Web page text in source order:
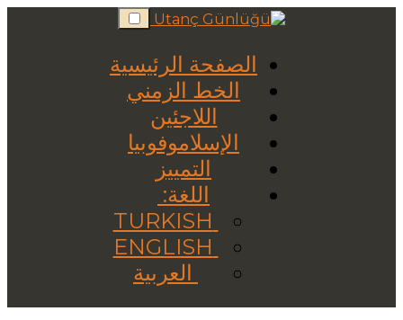
Skip
to
الصفحة الرئيسية
الخط الزمني
اللاجئين
الإسلاموفوبيا
التمييز
اللغة:
العربية